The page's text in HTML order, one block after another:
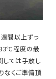
間以上ずっ
33℃程度の最
しては手放し
なくご準備頂